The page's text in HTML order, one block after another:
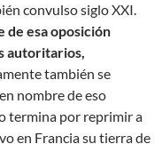
convulso siglo XXI.
de esa oposición
autoritarios,
también se
nombre de eso
termina por reprimir a
en Francia su tierra de